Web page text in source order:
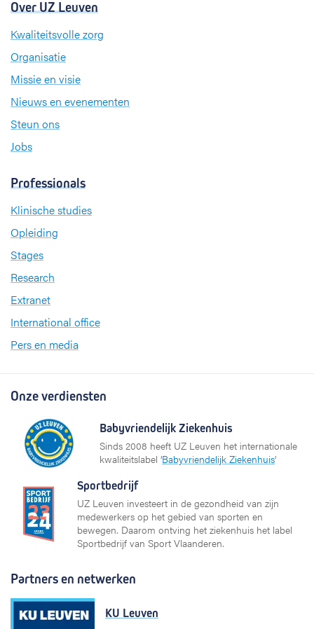
Over UZ Leuven
Kwaliteitsvolle zorg
Organisatie
Missie en visie
Nieuws en evenementen
Steun ons
Jobs
Professionals
Klinische studies
Opleiding
Stages
Research
Extranet
International office
Pers en media
Onze verdiensten
Babyvriendelijk Ziekenhuis
Sinds 2008 heeft UZ Leuven het internationale
kwaliteitslabel ‘Babyvriendelijk Ziekenhuis’
Sportbedrijf
UZ Leuven investeert in de gezondheid van zijn
medewerkers op het gebied van sporten en
bewegen. Daarom ontving het ziekenhuis het label
Sportbedrijf van Sport Vlaanderen.
Partners en netwerken
KU Leuven